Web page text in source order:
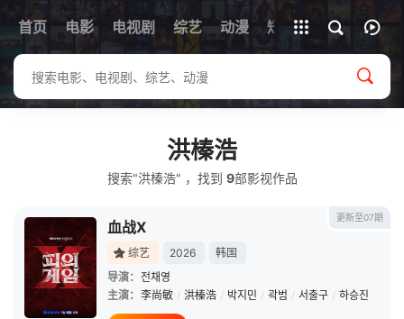
首页 电影 电视剧 综艺 动漫 短剧
全部影片
洪榛浩
搜索"洪榛浩" ，找到 9部影视作品
更新至07期
血战X
综艺 2026
韩国
导演： 전채영
主演： 李尚敏 / 洪榛浩 / 박지민 / 곽범 / 서출구 / 하승진